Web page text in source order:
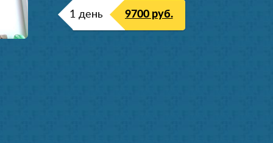
1 день 9700 руб.